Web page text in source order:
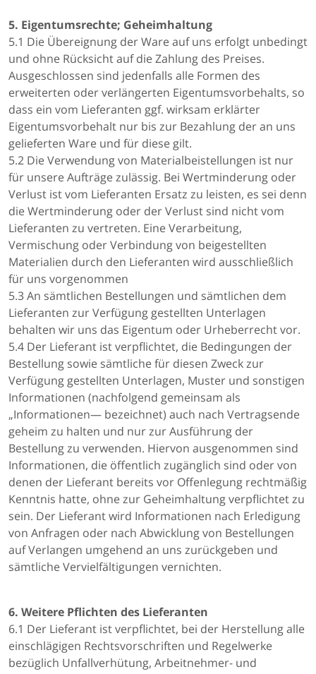
5. Eigentumsrechte; Geheimhaltung
5.1 Die Übereignung der Ware auf uns erfolgt unbedingt
und ohne Rücksicht auf die Zahlung des Preises.
Ausgeschlossen sind jedenfalls alle Formen des
erweiterten oder verlängerten Eigentumsvorbehalts, so
dass ein vom Lieferanten ggf. wirksam erklärter
Eigentumsvorbehalt nur bis zur Bezahlung der an uns
gelieferten Ware und für diese gilt.
5.2 Die Verwendung von Materialbeistellungen ist nur
für unsere Aufträge zulässig. Bei Wertminderung oder
Verlust ist vom Lieferanten Ersatz zu leisten, es sei denn
die Wertminderung oder der Verlust sind nicht vom
Lieferanten zu vertreten. Eine Verarbeitung,
Vermischung oder Verbindung von beigestellten
Materialien durch den Lieferanten wird ausschließlich
für uns vorgenommen
5.3 An sämtlichen Bestellungen und sämtlichen dem
Lieferanten zur Verfügung gestellten Unterlagen
behalten wir uns das Eigentum oder Urheberrecht vor.
5.4 Der Lieferant ist verpflichtet, die Bedingungen der
Bestellung sowie sämtliche für diesen Zweck zur
Verfügung gestellten Unterlagen, Muster und sonstigen
Informationen (nachfolgend gemeinsam als
„Informationen― bezeichnet) auch nach Vertragsende
geheim zu halten und nur zur Ausführung der
Bestellung zu verwenden. Hiervon ausgenommen sind
Informationen, die öffentlich zugänglich sind oder von
denen der Lieferant bereits vor Offenlegung rechtmäßig
Kenntnis hatte, ohne zur Geheimhaltung verpflichtet zu
sein. Der Lieferant wird Informationen nach Erledigung
von Anfragen oder nach Abwicklung von Bestellungen
auf Verlangen umgehend an uns zurückgeben und
sämtliche Vervielfältigungen vernichten.
6. Weitere Pflichten des Lieferanten
6.1 Der Lieferant ist verpflichtet, bei der Herstellung alle
einschlägigen Rechtsvorschriften und Regelwerke
bezüglich Unfallverhütung, Arbeitnehmer- und